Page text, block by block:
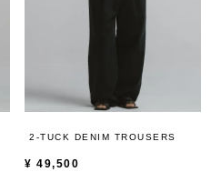
2-TUCK DENIM TROUSERS
¥ 49,500